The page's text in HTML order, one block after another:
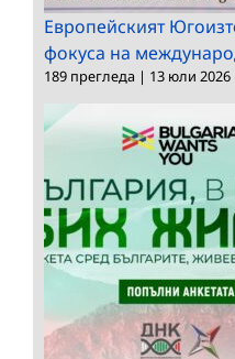
Европейският
фокуса на
189 прегледа | 13 юли 2026